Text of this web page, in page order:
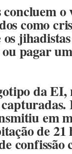
concluem
como
pagar
da EI,
em
de 21
confissão